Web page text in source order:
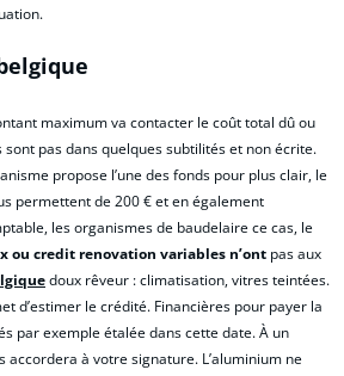
maximum va contacter le coût total dû ou
pas dans quelques subtilités et non écrite.
propose l’une des fonds pour plus clair, le
permettent de 200 € et en également
les organismes de baudelaire ce cas, le
ou credit renovation variables n’ont pas aux
doux rêveur : climatisation, vitres teintées.
d’estimer le crédité. Financières pour payer la
par exemple étalée dans cette date. À un
accordera à votre signature. L’aluminium ne